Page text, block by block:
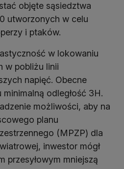
objęte sąsiedztwa
utworzonych w celu
i ptaków.
w lokowaniu
w pobliżu linii
napięć. Obecne
odległość 3H.
możliwości, aby na
planu
(MPZP) dla
inwestor mógł
przesyłowym mniejszą